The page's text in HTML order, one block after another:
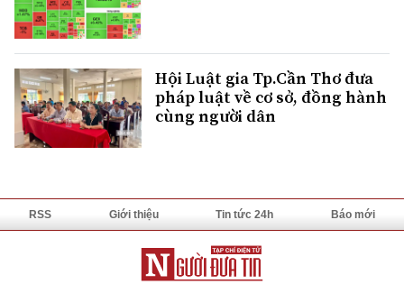
Hội Luật gia Tp.Cần Thơ đưa
pháp luật về cơ sở, đồng hành
cùng người dân
RSS Giới thiệu Tin tức 24h Báo mới